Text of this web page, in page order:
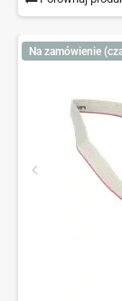
Na zamówienie